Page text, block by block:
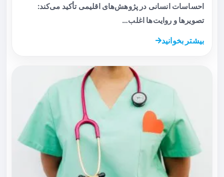
احساسات انسانی در پژوهش‌های اقلیمی تأکید می‌کند:
تصویرها و روایت‌ها اغلب…
بیشتر بخوانید